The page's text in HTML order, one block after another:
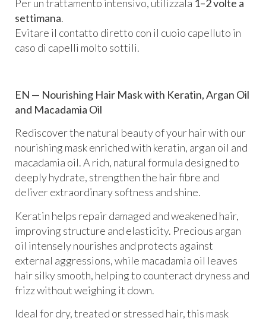
Per un trattamento intensivo, utilizzala 1–2 volte a
settimana.
Evitare il contatto diretto con il cuoio capelluto in
caso di capelli molto sottili.
EN — Nourishing Hair Mask with Keratin, Argan Oil
and Macadamia Oil
Rediscover the natural beauty of your hair with our
nourishing mask enriched with keratin, argan oil and
macadamia oil. A rich, natural formula designed to
deeply hydrate, strengthen the hair fibre and
deliver extraordinary softness and shine.
Keratin helps repair damaged and weakened hair,
improving structure and elasticity. Precious argan
oil intensely nourishes and protects against
external aggressions, while macadamia oil leaves
hair silky smooth, helping to counteract dryness and
frizz without weighing it down.
Ideal for dry, treated or stressed hair, this mask